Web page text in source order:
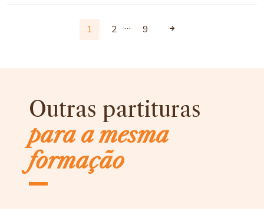
1 2 … 9
Outras partituras
para a mesma
formação